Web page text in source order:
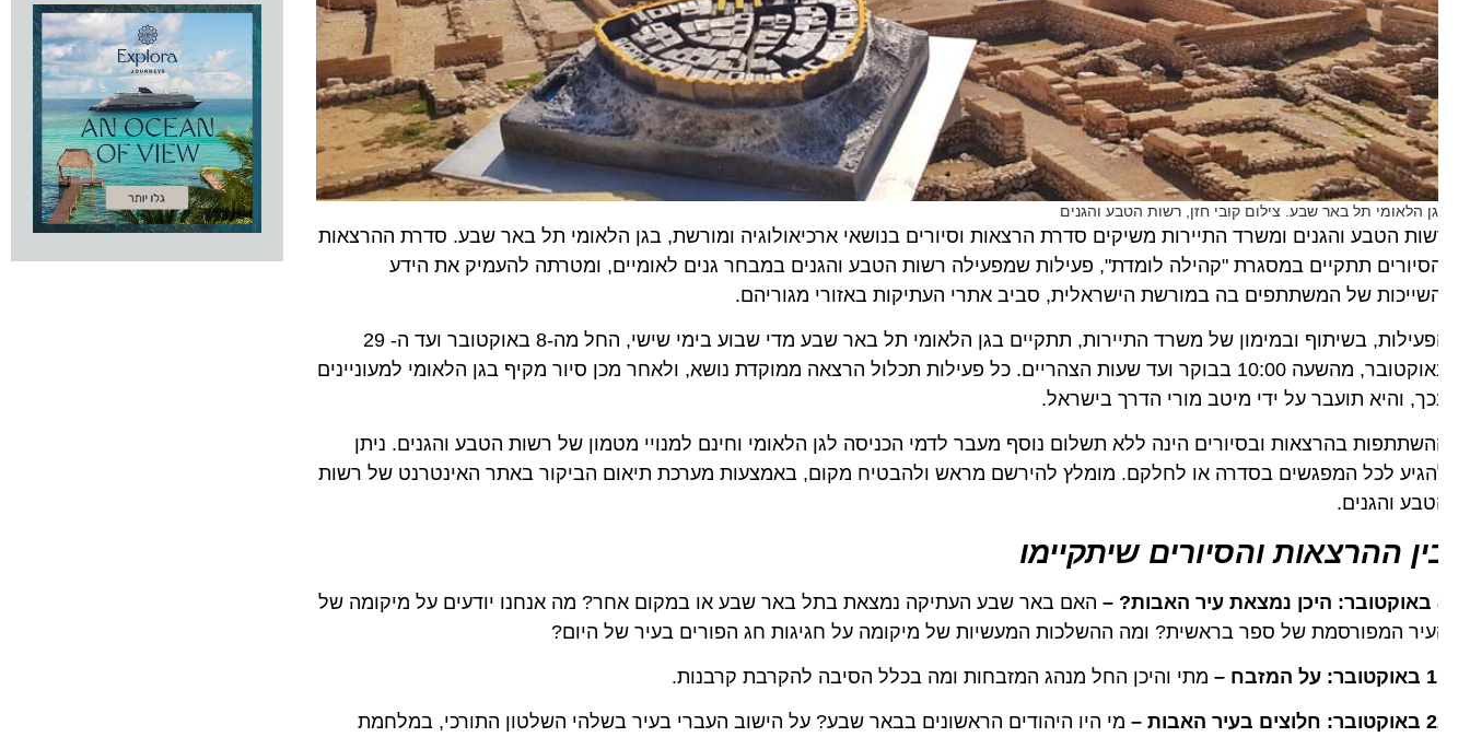
הלאומי תל באר שבע. צילום קובי חזן, רשות הטבע והגנים
הטבע והגנים ומשרד התיירות משיקים סדרת הרצאות וסיורים בנושאי ארכיאולוגיה ומורשת, בגן הלאומי תל באר שבע. סדרת ההרצאות
תתקיים במסגרת "קהילה לומדת", פעילות שמפעילה רשות הטבע והגנים במבחר גנים לאומיים, ומטרתה להעמיק את הידע
של המשתתפים בה במורשת הישראלית, סביב אתרי העתיקות באזורי מגוריהם.
הפעילות, בשיתוף ובמימון של משרד התיירות, תתקיים בגן הלאומי תל באר שבע מדי שבוע בימי שישי, החל מה-8 באוקטובר ועד ה- 29
באוקטובר, מהשעה 10:00 בבוקר ועד שעות הצהריים. כל פעילות תכלול הרצאה ממוקדת נושא, ולאחר מכן סיור מקיף בגן הלאומי למעוניינים
והיא תועבר על ידי מיטב מורי הדרך בישראל.
בהרצאות ובסיורים הינה ללא תשלום נוסף מעבר לדמי הכניסה לגן הלאומי וחינם למנויי מטמון של רשות הטבע והגנים. ניתן
לכל המפגשים בסדרה או לחלקם. מומלץ להירשם מראש ולהבטיח מקום, באמצעות מערכת תיאום הביקור באתר האינטרנט של רשות
והגנים.
ההרצאות והסיורים שיתקיימו
–האם באר שבע העתיקה נמצאת בתל באר שבע או במקום אחר? מה אנחנו יודעים על מיקומה של
המפורסמת של ספר בראשית? ומה ההשלכות המעשיות של מיקומה על חגיגות חג הפורים בעיר של היום?
–מתי והיכן החל מנהג המזבחות ומה בכלל הסיבה להקרבת קרבנות.
מי היו היהודים הראשונים בבאר שבע? על הישוב העברי בעיר בשלהי השלטון התורכי, במלחמת